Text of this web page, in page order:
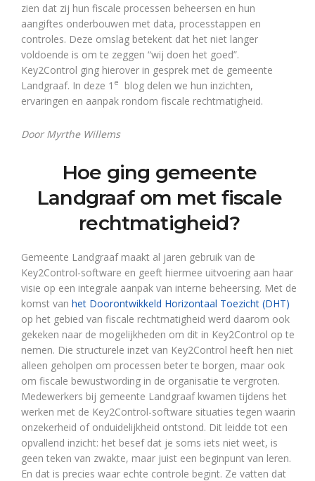
zien dat zij hun fiscale processen beheersen en hun
aangiftes onderbouwen met data, processtappen en
controles. Deze omslag betekent dat het niet langer
voldoende is om te zeggen “wij doen het goed”.
Key2Control ging hierover in gesprek met de gemeente
Landgraaf. In deze 1 e
blog delen we hun inzichten,
ervaringen en aanpak rondom fiscale rechtmatigheid.
Door Myrthe Willems
Hoe ging gemeente
Landgraaf om met fiscale
rechtmatigheid?
Gemeente Landgraaf maakt al jaren gebruik van de
Key2Control-software en geeft hiermee uitvoering aan haar
visie op een integrale aanpak van interne beheersing. Met de
komst van het Doorontwikkeld Horizontaal Toezicht (DHT)
op het gebied van fiscale rechtmatigheid werd daarom ook
gekeken naar de mogelijkheden om dit in Key2Control op te
nemen. Die structurele inzet van Key2Control heeft hen niet
alleen geholpen om processen beter te borgen, maar ook
om fiscale bewustwording in de organisatie te vergroten.
Medewerkers bij gemeente Landgraaf kwamen tijdens het
werken met de Key2Control-software situaties tegen waarin
onzekerheid of onduidelijkheid ontstond. Dit leidde tot een
opvallend inzicht: het besef dat je soms iets niet weet, is
geen teken van zwakte, maar juist een beginpunt van leren.
En dat is precies waar echte controle begint. Ze vatten dat